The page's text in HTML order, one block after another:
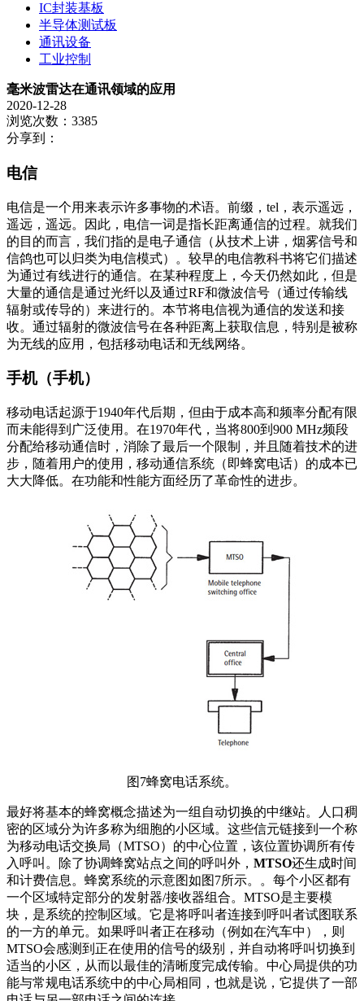
IC封装基板
半导体测试板
通讯设备
工业控制
毫米波雷达在通讯领域的应用
2020-12-28
浏览次数：3385
分享到：
电信
电信是一个用来表示许多事物的术语。前缀，tel，表示遥远，
遥远，遥远。因此，电信一词是指长距离通信的过程。就我们
的目的而言，我们指的是电子通信（从技术上讲，烟雾信号和
信鸽也可以归类为电信模式）。较早的电信教科书将它们描述
为通过有线进行的通信。在某种程度上，今天仍然如此，但是
大量的通信是通过光纤以及通过RF和微波信号（通过传输线
辐射或传导的）来进行的。本节将电信视为通信的发送和接
收。通过辐射的微波信号在各种距离上获取信息，特别是被称
为无线的应用，包括移动电话和无线网络。
手机（手机）
移动电话起源于1940年代后期，但由于成本高和频率分配有限
而未能得到广泛使用。在1970年代，当将800到900 MHz频段
分配给移动通信时，消除了最后一个限制，并且随着技术的进
步，随着用户的使用，移动通信系统（即蜂窝电话）的成本已
大大降低。在功能和性能方面经历了革命性的进步。
图7蜂窝电话系统。
最好将基本的蜂窝概念描述为一组自动切换的中继站。人口稠
密的区域分为许多称为细胞的小区域。这些信元链接到一个称
为移动电话交换局（MTSO）的中心位置，该位置协调所有传
入呼叫。除了协调蜂窝站点之间的呼叫外， MTSO还生成时间
和计费信息。蜂窝系统的示意图如图7所示。。每个小区都有
一个区域特定部分的发射器/接收器组合。MTSO是主要模
块，是系统的控制区域。它是将呼叫者连接到呼叫者试图联系
的一方的单元。如果呼叫者正在移动（例如在汽车中），则
MTSO会感测到正在使用的信号的级别，并自动将呼叫切换到
适当的小区，从而以最佳的清晰度完成传输。中心局提供的功
能与常规电话系统中的中心局相同，也就是说，它提供了一部